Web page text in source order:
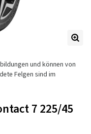
und können von
Felgen sind im
7 225/45